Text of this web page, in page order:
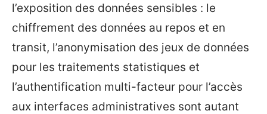
l’exposition des données sensibles : le
chiffrement des données au repos et en
transit, l’anonymisation des jeux de données
pour les traitements statistiques et
l’authentification multi-facteur pour l’accès
aux interfaces administratives sont autant